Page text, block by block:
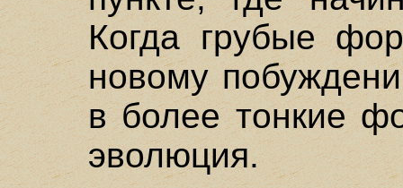
Когда грубые
новому
в более тонкие
эволюция.